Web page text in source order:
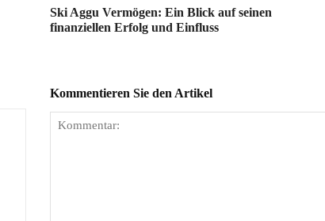
Ski Aggu Vermögen: Ein Blick auf seinen
finanziellen Erfolg und Einfluss
Kommentieren Sie den Artikel